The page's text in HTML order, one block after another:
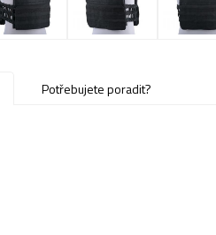
Potřebujete poradit?